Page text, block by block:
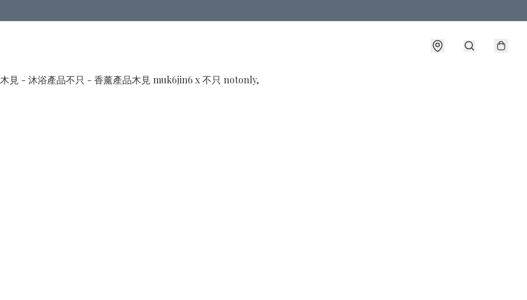
木見 - 沐浴產品不只 - 香薰產品木見 muk6jin6 x 不只 notonly,